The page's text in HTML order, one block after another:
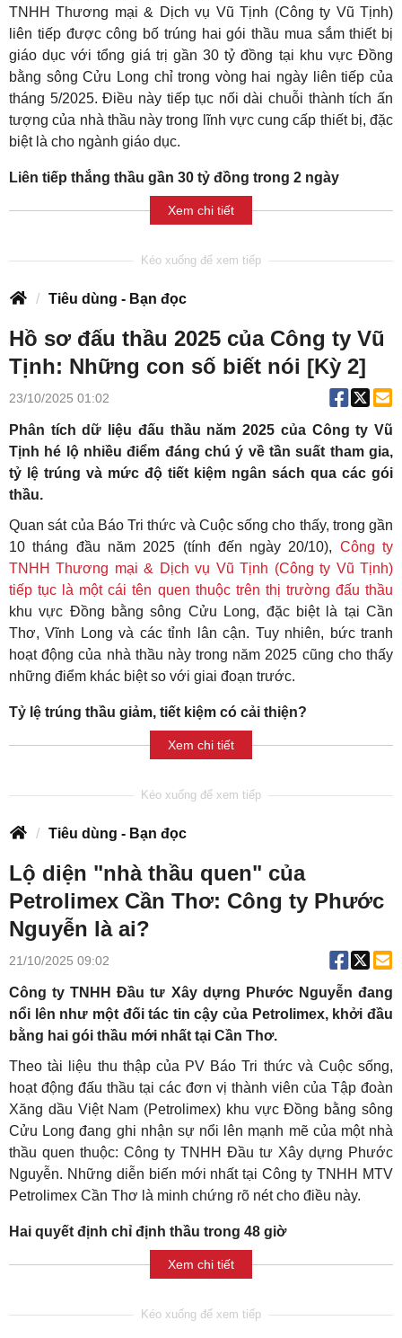
TNHH Thương mại & Dịch vụ Vũ Tịnh (Công ty Vũ Tịnh)
liên tiếp được công bố trúng hai gói thầu mua sắm thiết bị
giáo dục với tổng giá trị gần 30 tỷ đồng tại khu vực Đồng
bằng sông Cửu Long chỉ trong vòng hai ngày liên tiếp của
tháng 5/2025. Điều này tiếp tục nối dài chuỗi thành tích ấn
tượng của nhà thầu này trong lĩnh vực cung cấp thiết bị, đặc
biệt là cho ngành giáo dục.
Liên tiếp thắng thầu gần 30 tỷ đồng trong 2 ngày
Xem chi tiết
Tiêu dùng - Bạn đọc
Hồ sơ đấu thầu 2025 của Công ty Vũ
Tịnh: Những con số biết nói [Kỳ 2]
23/10/2025 01:02
Phân tích dữ liệu đấu thầu năm 2025 của Công ty Vũ
Tịnh hé lộ nhiều điểm đáng chú ý về tần suất tham gia,
tỷ lệ trúng và mức độ tiết kiệm ngân sách qua các gói
thầu.
Quan sát của Báo Tri thức và Cuộc sống cho thấy, trong gần
10 tháng đầu năm 2025 (tính đến ngày 20/10), Công ty
TNHH Thương mại & Dịch vụ Vũ Tịnh (Công ty Vũ Tịnh)
tiếp tục là một cái tên quen thuộc trên thị trường đấu thầu
khu vực Đồng bằng sông Cửu Long, đặc biệt là tại Cần
Thơ, Vĩnh Long và các tỉnh lân cận. Tuy nhiên, bức tranh
hoạt động của nhà thầu này trong năm 2025 cũng cho thấy
những điểm khác biệt so với giai đoạn trước.
Tỷ lệ trúng thầu giảm, tiết kiệm có cải thiện?
Xem chi tiết
Tiêu dùng - Bạn đọc
Lộ diện "nhà thầu quen" của
Petrolimex Cần Thơ: Công ty Phước
Nguyễn là ai?
21/10/2025 09:02
Công ty TNHH Đầu tư Xây dựng Phước Nguyễn đang
nổi lên như một đối tác tin cậy của Petrolimex, khởi đầu
bằng hai gói thầu mới nhất tại Cần Thơ.
Theo tài liệu thu thập của PV Báo Tri thức và Cuộc sống,
hoạt động đấu thầu tại các đơn vị thành viên của Tập đoàn
Xăng dầu Việt Nam (Petrolimex) khu vực Đồng bằng sông
Cửu Long đang ghi nhận sự nổi lên mạnh mẽ của một nhà
thầu quen thuộc: Công ty TNHH Đầu tư Xây dựng Phước
Nguyễn. Những diễn biến mới nhất tại Công ty TNHH MTV
Petrolimex Cần Thơ là minh chứng rõ nét cho điều này.
Hai quyết định chỉ định thầu trong 48 giờ
Xem chi tiết